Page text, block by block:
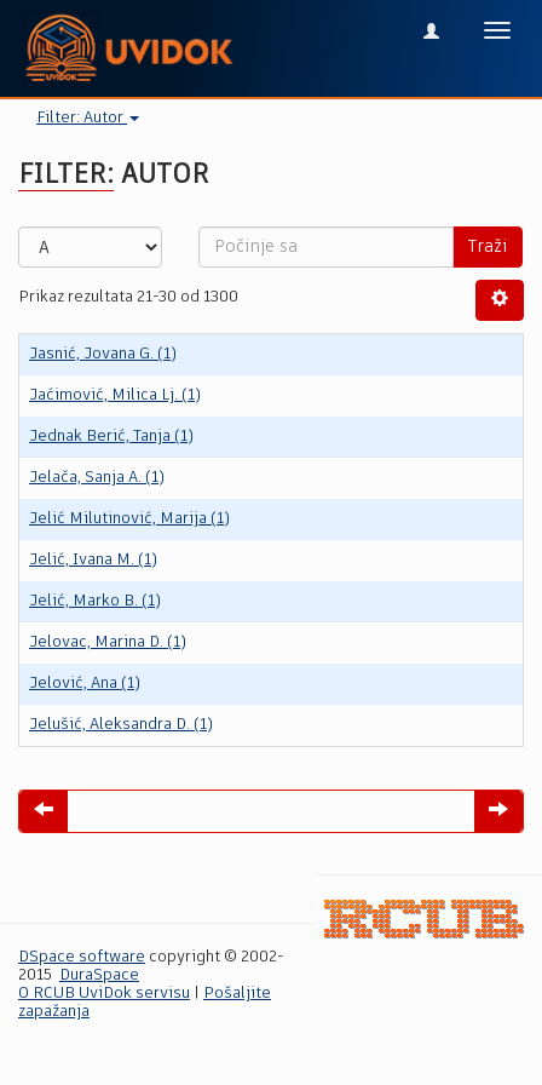
Filter: Autor
FILTER: AUTOR
Traži
Prikaz rezultata 21-30 od 1300
Jasnić, Jovana G. (1)
Jaćimović, Milica Lj. (1)
Jednak Berić, Tanja (1)
Jelača, Sanja A. (1)
Jelić Milutinović, Marija (1)
Jelić, Ivana M. (1)
Jelić, Marko B. (1)
Jelovac, Marina D. (1)
Jelović, Ana (1)
Jelušić, Aleksandra D. (1)
DSpace software copyright © 2002-
2015
DuraSpace
O RCUB UviDok servisu
Pošaljite
zapažanja